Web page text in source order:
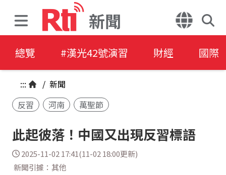
新聞
總覽 #漢光42號演習 財經 國際
::: / 新聞
反習
河南 萬聖節
此起彼落！中國又出現反習標語
2025-11-02 17:41(11-02 18:00更新)
新聞引據：其他